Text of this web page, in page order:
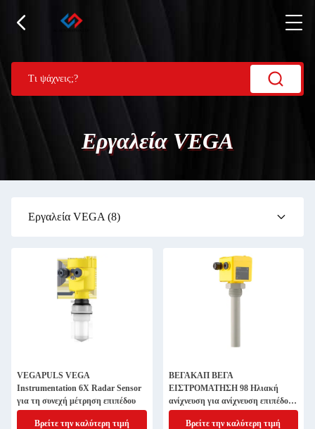
Εργαλεία VEGA
Εργαλεία VEGA (8)
VEGAPULS VEGA
Instrumentation 6X Radar Sensor
για τη συνεχή μέτρηση επιπέδου
Βρείτε την καλύτερη τιμή
ΒΕΓΑΚΑΠ ΒΕΓΑ
ΕΙΣΤΡΟΜΑΤΗΣΗ 98 Ηλιακή
ανίχνευση για ανίχνευση επιπέδου
CAP98.XPYDS
Βρείτε την καλύτερη τιμή